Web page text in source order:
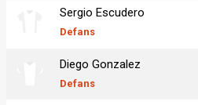
Sergio Escudero
Defans
Diego Gonzalez
Defans